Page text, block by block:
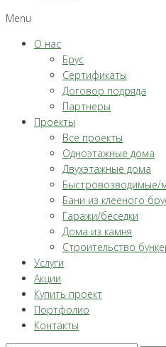
Menu
О нас
Брус
Сертификаты
Договор подряда
Партнеры
Проекты
Все проекты
Одноэтажные дома
Двухэтажные дома
Быстровозводимые/
Бани из клееного
Гаражи/беседки
Дома из камня
Строительство
Услуги
Акции
Купить проект
Портфолио
Контакты